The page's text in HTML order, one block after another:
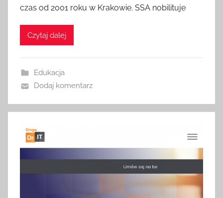
czas od 2001 roku w Krakowie. SSA nobilituje
Czytaj dalej
Edukacja
Dodaj komentarz